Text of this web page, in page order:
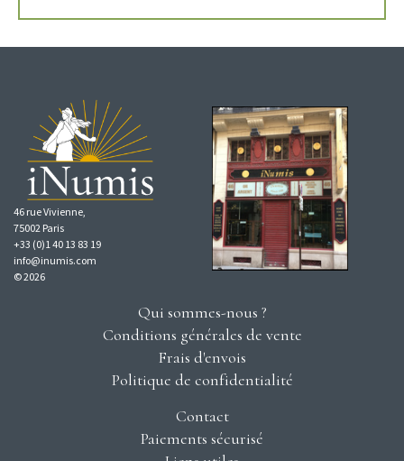
46 rue Vivienne,
75002 Paris
+33 (0)1 40 13 83 19
info@inumis.com
© 2026
Qui sommes-nous ?
Conditions générales de vente
Frais d'envois
Politique de confidentialité
Contact
Paiements sécurisé